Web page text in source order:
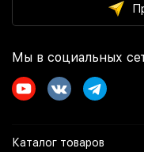
Мы в социальных
Каталог товаров